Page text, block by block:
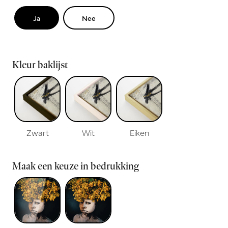
Ja Nee
Kleur baklijst
Zwart Wit Eiken
Maak een keuze in bedrukking